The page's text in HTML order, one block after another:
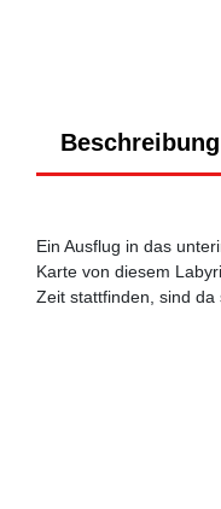
Beschreibung
Ein Ausflug in das
Karte von diesem
Zeit stattfinden, sind da